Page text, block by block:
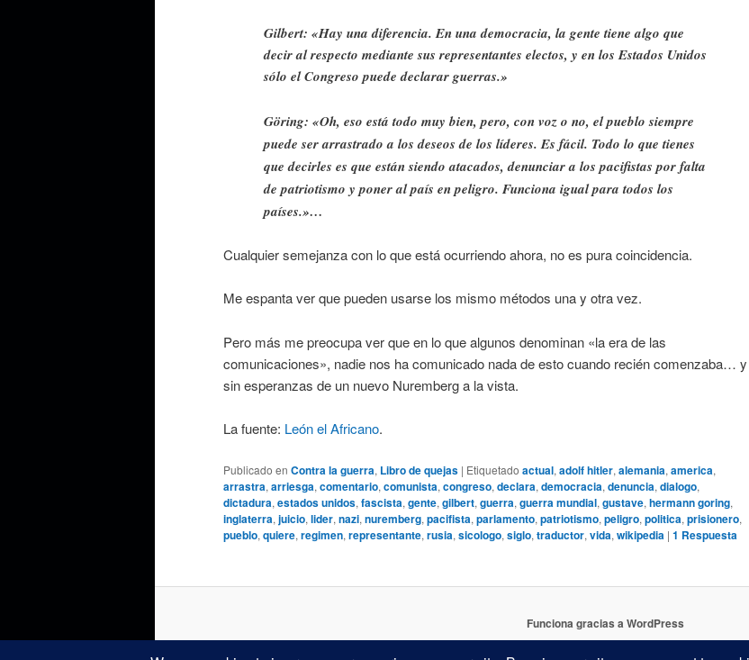
Gilbert: «Hay una diferencia. En una democracia, la gente tiene algo que
decir al respecto mediante sus representantes electos, y en los Estados Unidos
sólo el Congreso puede declarar guerras.»
Göring: «Oh, eso está todo muy bien, pero, con voz o no, el pueblo siempre
puede ser arrastrado a los deseos de los líderes. Es fácil. Todo lo que tienes
que decirles es que están siendo atacados, denunciar a los pacifistas por falta
de patriotismo y poner al país en peligro. Funciona igual para todos los
países.»…
Cualquier semejanza con lo que está ocurriendo ahora, no es pura coincidencia.
Me espanta ver que pueden usarse los mismo métodos una y otra vez.
Pero más me preocupa ver que en lo que algunos denominan «la era de las
comunicaciones», nadie nos ha comunicado nada de esto cuando recién comenzaba… y
sin esperanzas de un nuevo Nuremberg a la vista.
La fuente: León el Africano.
Publicado en Contra la guerra, Libro de quejas | Etiquetado actual, adolf hitler, alemania, america,
arrastra, arriesga, comentario, comunista, congreso, declara, democracia, denuncia, dialogo,
dictadura, estados unidos, fascista, gente, gilbert, guerra, guerra mundial, gustave, hermann goring,
inglaterra, juicio, lider, nazi, nuremberg, pacifista, parlamento, patriotismo, peligro, politica, prisionero,
pueblo, quiere, regimen, representante, rusia, sicologo, siglo, traductor, vida, wikipedia | 1 Respuesta
Funciona gracias a WordPress